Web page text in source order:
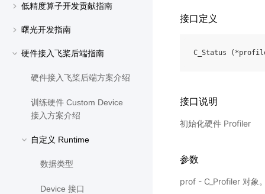
低精度算子开发贡献指南
曙光开发指南
硬件接入飞桨后端指南
硬件接入飞桨后端方案介绍
训练硬件 Custom Device
接入方案介绍
自定义 Runtime
数据类型
Device 接口
接口定义
C_Status ( *
接口说明
初始化硬件 Profiler
参数
prof - C_Profiler 对象